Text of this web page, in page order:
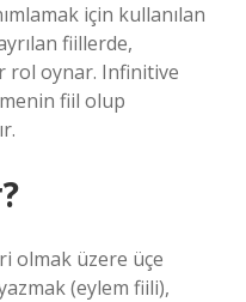
için kullanılan
fiillerde,
rol oynar. Infinitive
fiil olup
olmak üzere üçe
(eylem fiili),